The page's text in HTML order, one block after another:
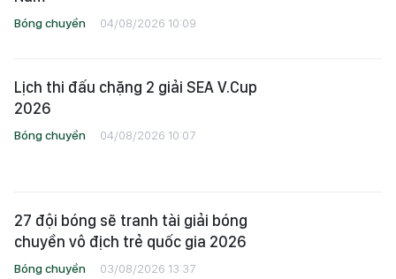
Bóng chuyền 04/08/2026 10:09
Lịch thi đấu chặng 2 giải SEA V.Cup
2026
Bóng chuyền 04/08/2026 10:07
27 đội bóng sẽ tranh tài giải bóng
chuyền vô địch trẻ quốc gia 2026
Bóng chuyền 03/08/2026 13:37